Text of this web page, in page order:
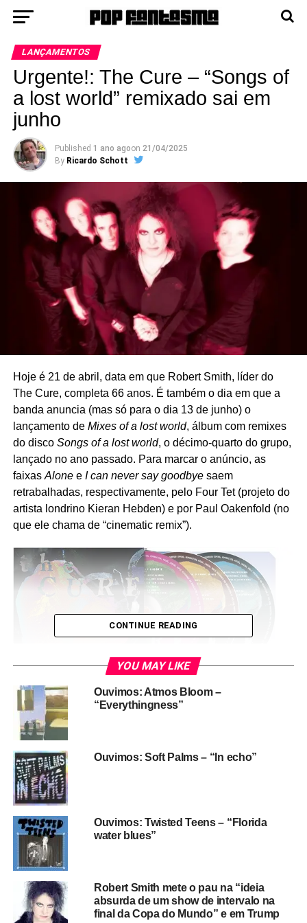
LANÇAMENTOS
Urgente!: The Cure – “Songs of
a lost world” remixado sai em
junho
Published 1 ano agoon 21/04/2025
By Ricardo Schott
Hoje é 21 de abril, data em que Robert Smith, líder do
The Cure, completa 66 anos. É também o dia em que a
banda anuncia (mas só para o dia 13 de junho) o
lançamento de Mixes of a lost world, álbum com remixes
do disco Songs of a lost world, o décimo-quarto do grupo,
lançado no ano passado. Para marcar o anúncio, as
faixas Alone e I can never say goodbyesaem
retrabalhadas, respectivamente, pelo Four Tet (projeto do
artista londrino Kieran Hebden) e por Paul Oakenfold (no
que ele chama de “cinematic remix”).
Mixes of a lost world
deluxe de
bônus ao vivo
doados para a instituição de caridade War Child. O disco
sai em duas versões: uma de 2 LPs (ou 2 CDs), trazendo
CONTINUE READING
YOU MAY LIKE
Ouvimos: Atmos Bloom –
“Everythingness”
Ouvimos: Soft Palms – “In echo”
Ouvimos: Twisted Teens – “Florida
water blues”
Robert Smith mete o pau na “ideia
absurda de um show de intervalo na
final da Copa do Mundo” e em Trump